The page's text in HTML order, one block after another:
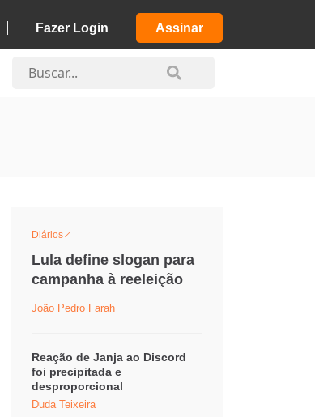
Fazer Login Assinar
Diários
Lula define slogan para
campanha à reeleição
João Pedro Farah
Reação de Janja ao Discord
foi precipitada e
desproporcional
Duda Teixeira